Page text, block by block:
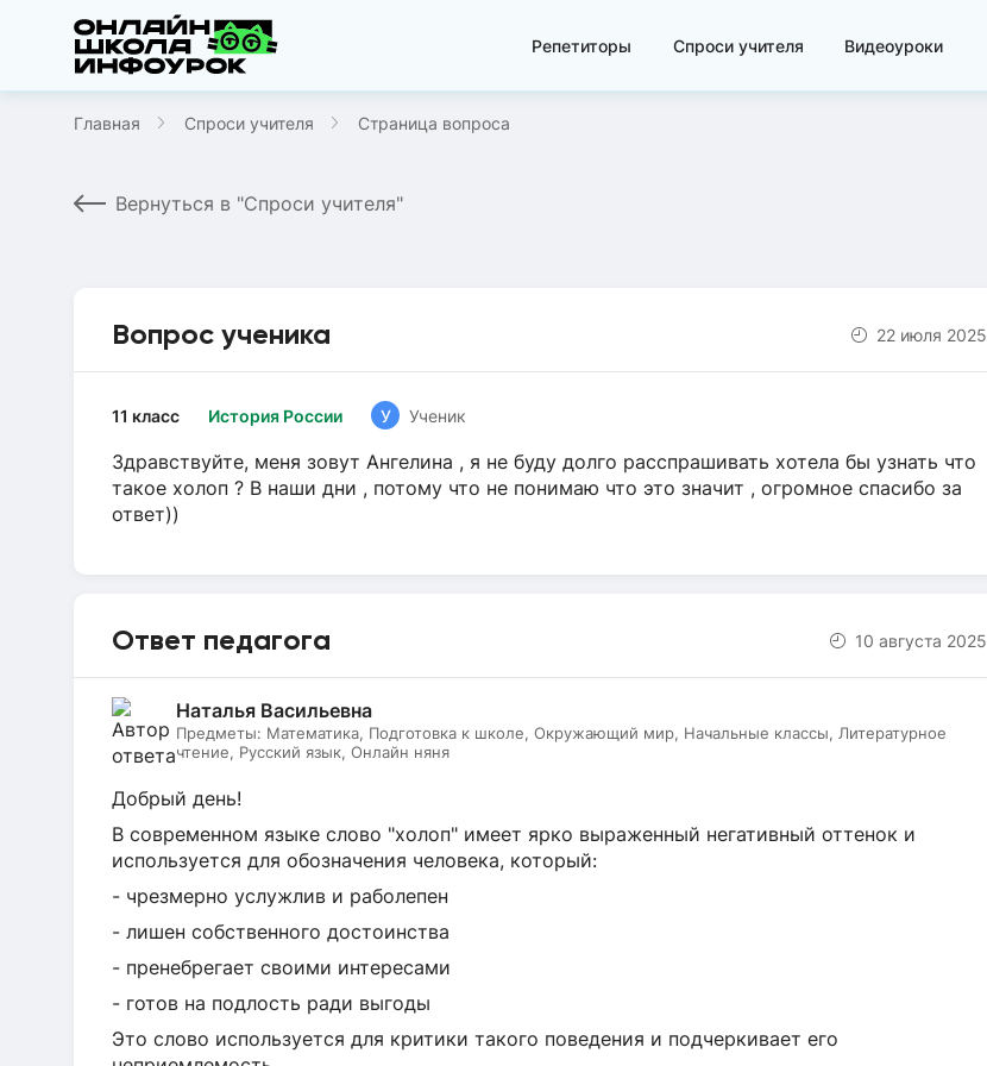
Репетиторы Спроси учителя Видеоуроки
Главная Спроси учителя Страница вопроса
Вернуться в "Спроси учителя"
Вопрос ученика 22 июля 2025
История России
11 класс У Ученик
Здравствуйте, меня зовут Ангелина , я не буду долго расспрашивать хотела бы узнать что
такое холоп ? В наши дни , потому что не понимаю что это значит , огромное спасибо за
ответ))
Ответ педагога 10 августа 2025
Наталья Васильевна
Предметы: Математика, Подготовка к школе, Окружающий мир, Начальные классы, Литературное
чтение, Русский язык, Онлайн няня
Добрый день!
В современном языке слово "холоп" имеет ярко выраженный негативный оттенок и
используется для обозначения человека, который:
- чрезмерно услужлив и раболепен
- лишен собственного достоинства
- пренебрегает своими интересами
- готов на подлость ради выгоды
Это слово используется для критики такого поведения и подчеркивает его